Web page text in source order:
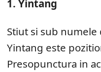
1. Yintang
Stiut si sub numele
Yintang este
Presopunctura in